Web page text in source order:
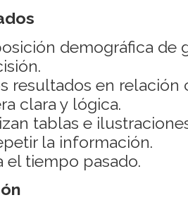
demográfica de
resultados en
clara y lógica.
tablas e
la información.
el tiempo pasado.